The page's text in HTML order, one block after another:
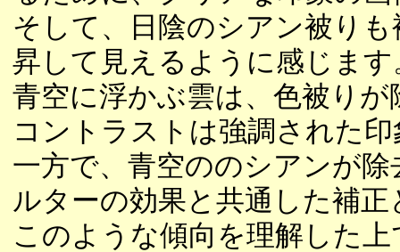
そして、日陰のシアン被り
昇して見えるように感じます
青空に浮かぶ雲は、色被り
コントラストは強調された
一方で、青空ののシアンが
ルターの効果と共通した補
このような傾向を理解した